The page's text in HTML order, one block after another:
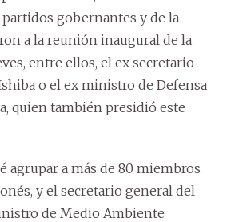
gobernantes y de la
a la reunión inaugural de la
entre ellos, el ex secretario
o el ex ministro de Defensa
quien también presidió este
agrupar a más de 80 miembros
y el secretario general del
de Medio Ambiente